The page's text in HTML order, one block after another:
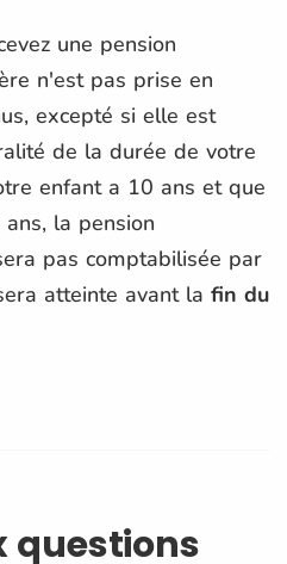
une pension
n'est pas prise en
excepté si elle est
de la durée de votre
enfant a 10 ans et que
la pension
pas comptabilisée par
atteinte avant la fin du
questions